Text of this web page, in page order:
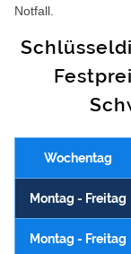
Notfall.
Wochentag
Montag - Freitag
Montag - Freitag